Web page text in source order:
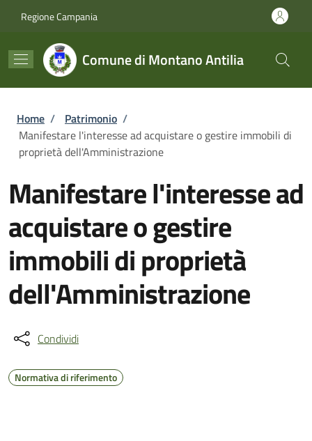
Regione Campania
Comune di Montano Antilia
Briciole di pane
Home / Patrimonio /
Manifestare l'interesse ad acquistare o gestire immobili di
proprietà dell'Amministrazione
Manifestare l'interesse ad
acquistare o gestire
immobili di proprietà
dell'Amministrazione
Condividi
Normativa di riferimento